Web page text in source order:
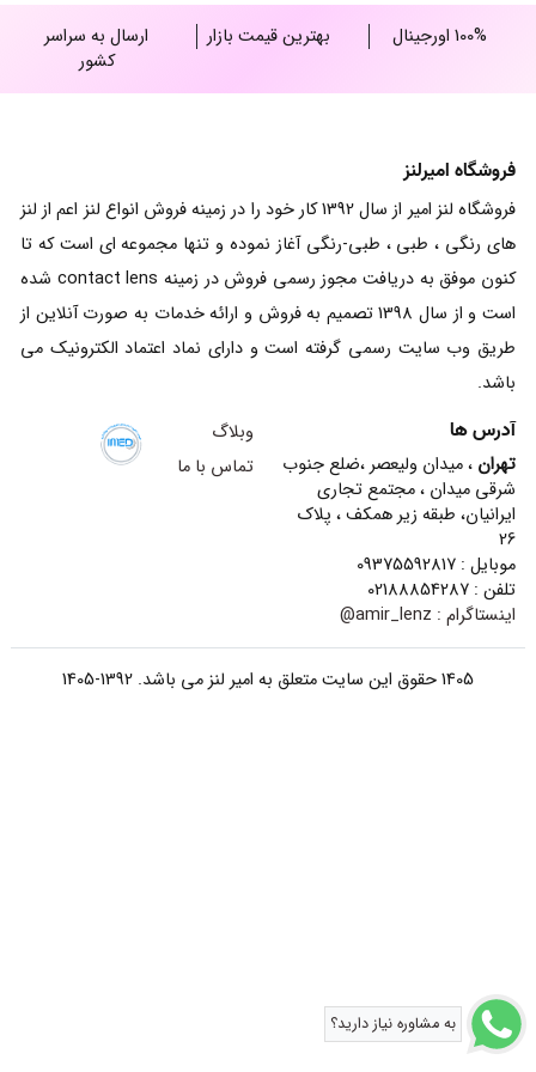
100% اورجینال بهترین قیمت بازار
ارسال به سراسر
کشور
فروشگاه امیرلنز
فروشگاه لنز امیر از سال 1392 کار خود را در زمینه فروش انواع لنز اعم از لنز
های رنگی ، طبی ، طبی-رنگی آغاز نموده و تنها مجموعه ای است که تا
کنون موفق به دریافت مجوز رسمی فروش در زمینه contact lens شده
است و از سال 1398 تصمیم به فروش و ارائه خدمات به صورت آنلاین از
طریق وب سایت رسمی گرفته است و دارای نماد اعتماد الکترونیک می
باشد.
آدرس ها
تهران ، میدان ولیعصر ،ضلع جنوب
شرقی میدان ، مجتمع تجاری
ایرانیان، طبقه زیر همکف ، پلاک
26
موبایل : 09375592817
تلفن : 02188854287
اینستاگرام : amir_lenz@
وبلاگ
تماس با ما
1405 حقوق این سایت متعلق به امیر لنز می باشد. 1392-1405
به مشاوره نیاز دارید؟